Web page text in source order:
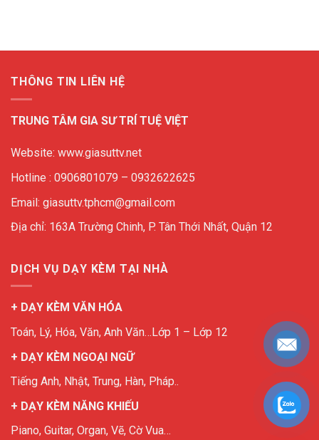
THÔNG TIN LIÊN HỆ
TRUNG TÂM GIA SƯ TRÍ TUỆ VIỆT
Website: www.giasuttv.net
Hotline : 0906801079 – 0932622625
Email: giasuttv.tphcm@gmail.com
Địa chỉ: 163A Trường Chinh, P. Tân Thới Nhất, Quận 12
DỊCH VỤ DẠY KÈM TẠI NHÀ
+ DẠY KÈM VĂN HÓA
Toán, Lý, Hóa, Văn, Anh Văn…Lớp 1 – Lớp 12
+ DẠY KÈM NGOẠI NGỮ
Tiếng Anh, Nhật, Trung, Hàn, Pháp..
+ DẠY KÈM NĂNG KHIẾU
Piano, Guitar, Organ, Vẽ, Cờ Vua…